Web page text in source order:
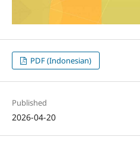
PDF (Indonesian)
Published
2026-04-20